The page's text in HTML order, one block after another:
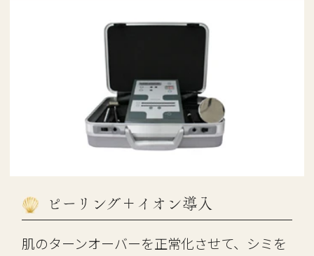
ピーリング＋イオン導入
肌のターンオーバーを正常化させて、シミを